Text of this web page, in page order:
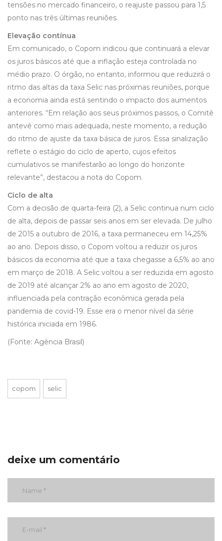
tensões no mercado financeiro, o reajuste passou para 1,5
ponto nas três últimas reuniões.
Elevação contínua
Em comunicado, o Copom indicou que continuará a elevar
os juros básicos até que a inflação esteja controlada no
médio prazo. O órgão, no entanto, informou que reduzirá o
ritmo das altas da taxa Selic nas próximas reuniões, porque
a economia ainda está sentindo o impacto dos aumentos
anteriores. “Em relação aos seus próximos passos, o Comitê
antevê como mais adequada, neste momento, a redução
do ritmo de ajuste da taxa básica de juros. Essa sinalização
reflete o estágio do ciclo de aperto, cujos efeitos
cumulativos se manifestarão ao longo do horizonte
relevante”, destacou a nota do Copom.
Ciclo de alta
Com a decisão de quarta-feira (2), a Selic continua num ciclo
de alta, depois de passar seis anos em ser elevada. De julho
de 2015 a outubro de 2016, a taxa permaneceu em 14,25%
ao ano. Depois disso, o Copom voltou a reduzir os juros
básicos da economia até que a taxa chegasse a 6,5% ao ano
em março de 2018. A Selic voltou a ser reduzida em agosto
de 2019 até alcançar 2% ao ano em agosto de 2020,
influenciada pela contração econômica gerada pela
pandemia de covid-19. Esse era o menor nível da série
histórica iniciada em 1986.
(Fonte: Agência Brasil)
copom selic
deixe um comentário